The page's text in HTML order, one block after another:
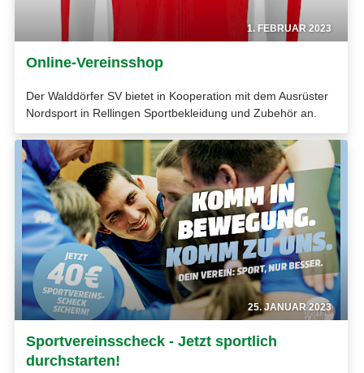
1. FEBRUAR 2023
Online-Vereinsshop
Der Walddörfer SV bietet in Kooperation mit dem Ausrüster
Nordsport in Rellingen Sportbekleidung und Zubehör an.
25. JANUAR 2023
Sportvereinsscheck - Jetzt sportlich
durchstarten!